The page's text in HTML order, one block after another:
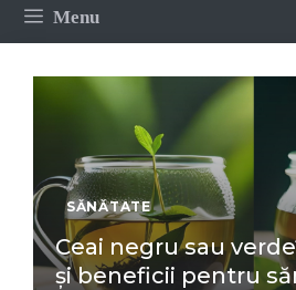
Menu
SĂNĂTATE
Ceai negru sau
și beneficii pentru